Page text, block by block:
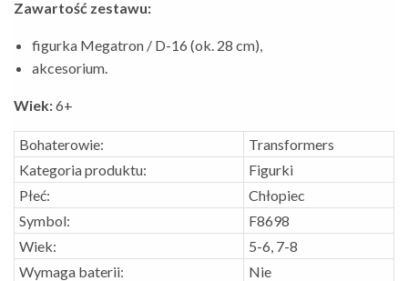
Zawartość zestawu:
figurka Megatron / D-16 (ok. 28 cm),
akcesorium.
Wiek:6+
Bohaterowie:
Transformers
Kategoria produktu:
Figurki
Płeć:
Chłopiec
Symbol:
F8698
Wiek:
5-6, 7-8
Wymaga baterii:
Nie